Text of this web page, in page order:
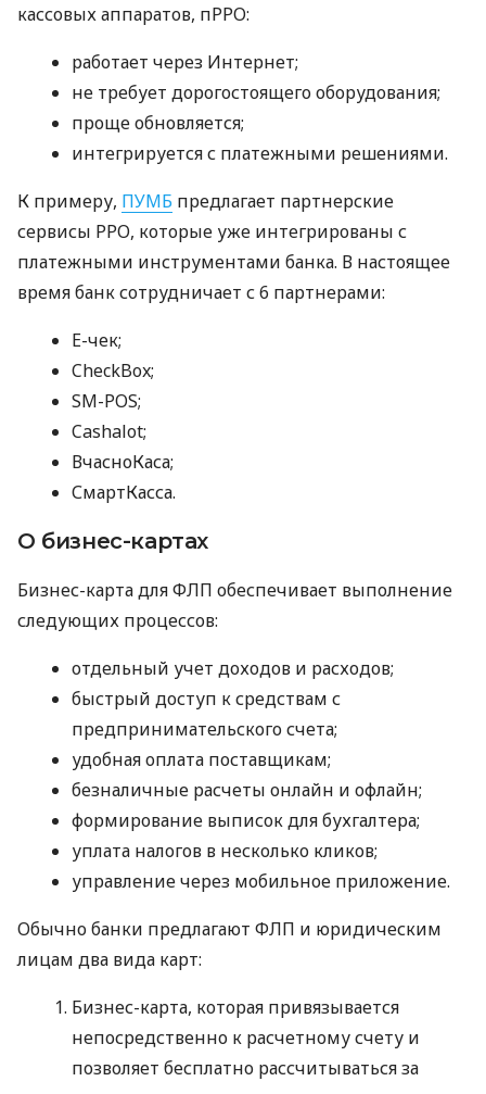
кассовых аппаратов, пРРО:
работает через Интернет;
не требует дорогостоящего оборудования;
проще обновляется;
интегрируется с платежными решениями.
К примеру, ПУМБ предлагает партнерские
сервисы РРО, которые уже интегрированы с
платежными инструментами банка. В настоящее
время банк сотрудничает с 6 партнерами:
E-чек;
CheckBox;
SM-POS;
Cashalot;
ВчасноКаса;
СмартКасса.
О бизнес-картах
Бизнес-карта для ФЛП обеспечивает выполнение
следующих процессов:
отдельный учет доходов и расходов;
быстрый доступ к средствам с
предпринимательского счета;
удобная оплата поставщикам;
безналичные расчеты онлайн и офлайн;
формирование выписок для бухгалтера;
уплата налогов в несколько кликов;
управление через мобильное приложение.
Обычно банки предлагают ФЛП и юридическим
лицам два вида карт:
Бизнес-карта, которая привязывается
непосредственно к расчетному счету и
позволяет бесплатно рассчитываться за